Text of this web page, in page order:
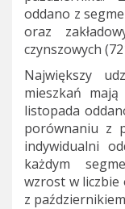
oddano z
oraz
czynszowych
Największy
mieszkań
listopada
porównaniu z
indywidualni
każdym
wzrost w liczbie
z